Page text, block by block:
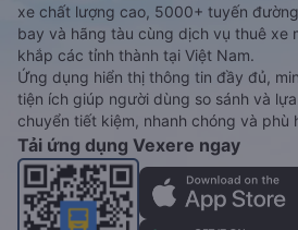
xe chất lượng cao, 5000+ tuyến
bay và hãng tàu cùng dịch vụ thuê xe
khắp các tỉnh thành tại Việt Nam.
Ứng dụng hiển thị thông tin đầy đủ,
tiện ích giúp người dùng so sánh và
chuyển tiết kiệm, nhanh chóng và phù
Tải ứng dụng Vexere ngay